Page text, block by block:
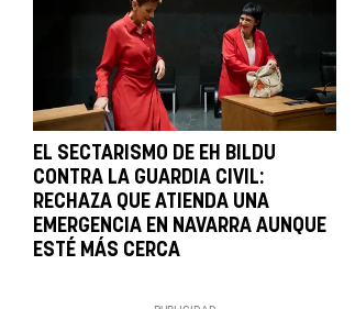
EL SECTARISMO DE EH BILDU
CONTRA LA GUARDIA CIVIL:
RECHAZA QUE ATIENDA UNA
EMERGENCIA EN NAVARRA AUNQUE
ESTÉ MÁS CERCA